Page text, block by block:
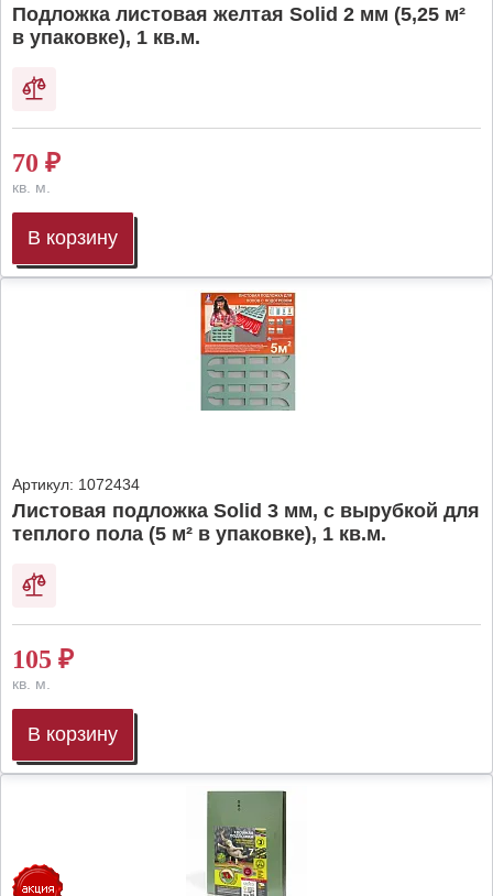
Подложка листовая желтая Solid 2 мм (5,25 м²
в упаковке), 1 кв.м.
70 ₽
кв. м.
В корзину
Артикул: 1072434
Листовая подложка Solid 3 мм, с вырубкой для
теплого пола (5 м² в упаковке), 1 кв.м.
105 ₽
кв. м.
В корзину